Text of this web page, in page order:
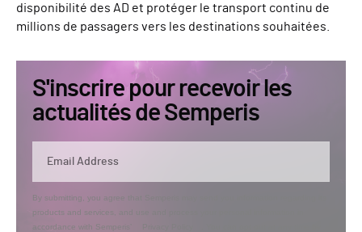
disponibilité des AD et protéger le transport continu de
millions de passagers vers les destinations souhaitées.
S'inscrire pour recevoir les
actualités de Semperis
By submitting, you agree that Semperis may send you information regarding its
products and services, and use and process your personal information in
accordance with Semperis’